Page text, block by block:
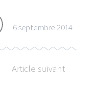
6 septembre 2014
Article suivant